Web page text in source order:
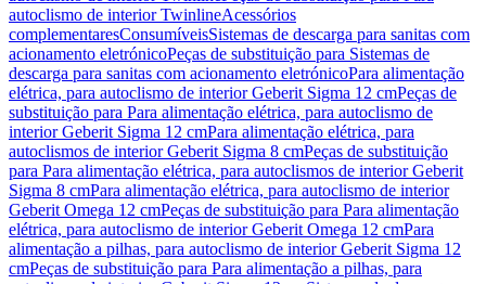
autoclismo de interior TwinlineAcessórios
complementaresConsumíveisSistemas de descarga para sanitas com
acionamento eletrónicoPeças de substituição para Sistemas de
descarga para sanitas com acionamento eletrónicoPara alimentação
elétrica, para autoclismo de interior Geberit Sigma 12 cmPeças de
substituição para Para alimentação elétrica, para autoclismo de
interior Geberit Sigma 12 cmPara alimentação elétrica, para
autoclismos de interior Geberit Sigma 8 cmPeças de substituição
para Para alimentação elétrica, para autoclismos de interior Geberit
Sigma 8 cmPara alimentação elétrica, para autoclismo de interior
Geberit Omega 12 cmPeças de substituição para Para alimentação
elétrica, para autoclismo de interior Geberit Omega 12 cmPara
alimentação a pilhas, para autoclismo de interior Geberit Sigma 12
cmPeças de substituição para Para alimentação a pilhas, para